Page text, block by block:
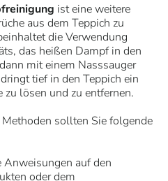
ist eine weitere
aus dem Teppich zu
die Verwendung
das heißen Dampf in den
mit einem Nasssauger
tief in den Teppich ein
lösen und zu entfernen.
sollten Sie folgende
Anweisungen auf den
oder dem